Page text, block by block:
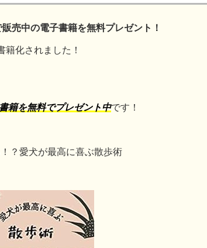
売中の電子書籍を無料プレゼント！
化されました！
籍を無料でプレゼント中です！
？愛犬が最高に喜ぶ散歩術